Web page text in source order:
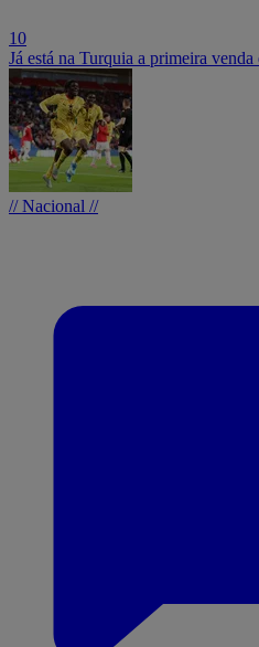
10
Já está na Turquia a primeira
// Nacional //